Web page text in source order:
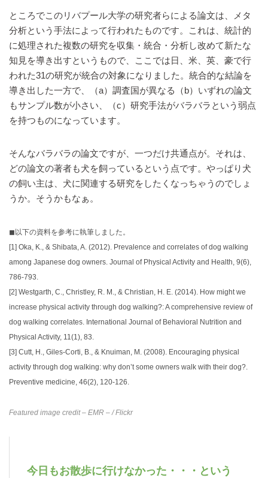
ところでこのリバプール大学の研究者らによる論文は、メタ
分析という手法によって行われたものです。これは、統計的
に処理された複数の研究を収集・統合・分析し改めて新たな
知見を導き出すというもので、ここでは日、米、英、豪で行
われた31の研究が統合の対象になりました。統合的な結論を
導き出した一方で、（a）調査国が異なる（b）いずれの論文
もサンプル数が小さい、（c）研究手法がバラバラという弱点
を持つものになっています。
そんなバラバラの論文ですが、一つだけ共通点が。それは、
どの論文の著者も犬を飼っているという点です。やっぱり犬
の飼い主は、犬に関連する研究をしたくなっちゃうのでしょ
うか。そうかもなぁ。
◼︎以下の資料を参考に執筆しました。
[1] Oka, K., & Shibata, A. (2012). Prevalence and correlates of dog walking
among Japanese dog owners. Journal of Physical Activity and Health, 9(6),
786-793.
[2] Westgarth, C., Christley, R. M., & Christian, H. E. (2014). How might we
increase physical activity through dog walking?: A comprehensive review of
dog walking correlates. International Journal of Behavioral Nutrition and
Physical Activity, 11(1), 83.
[3] Cutt, H., Giles-Corti, B., & Knuiman, M. (2008). Encouraging physical
activity through dog walking: why don’t some owners walk with their dog?.
Preventive medicine, 46(2), 120-126.
Featured image credit– EMR –/ Flickr
今日もお散歩に行けなかった・・・という